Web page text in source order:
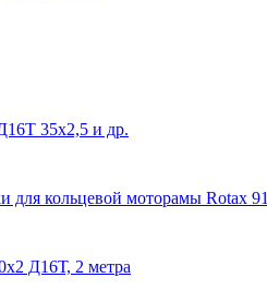
35х2,5 и др.
для кольцевой моторамы Rotax
Д16Т, 2 метра